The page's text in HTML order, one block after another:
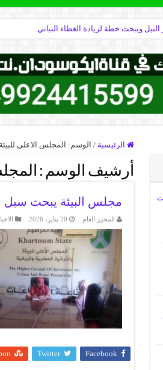
النيل ويبحث خطة لزيادة الغطاء النباتي
الرئيسية / الوسم: المجلس الاعلي للبيئة
أرشيف الوسم :
مجلس البيئة يبحث سبل
المحرر العام 20 يناير، 2026
Facebook
Twitter